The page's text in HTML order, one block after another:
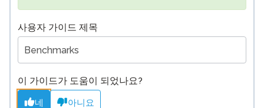
사용자 가이드 제목
이 가이드가 도움이 되었나요?
네 아니요